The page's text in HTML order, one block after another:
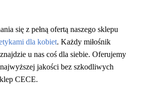
się z pełną ofertą naszego sklepu
dla kobiet. Każdy miłośnik
u nas coś dla siebie. Oferujemy
jakości bez szkodliwych
CECE.